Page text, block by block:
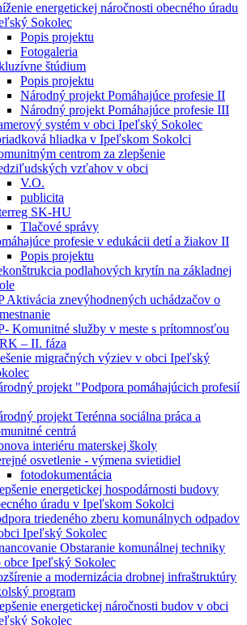
energetickej náročnosti obecného úradu
Sokolec
Popis projektu
Fotogaleria
štúdium
Popis projektu
Národný projekt Pomáhajúce profesie II
Národný projekt Pomáhajúce profesie III
systém v obci Ipeľský Sokolec
hliadka v Ipeľskom Sokolci
centrom za zlepšenie
vzťahov v obci
V.O.
publicita
SK-HU
Tlačové správy
profesie v edukácii detí a žiakov II
Popis projektu
podlahových krytín na základnej
Aktivácia znevýhodnených uchádzačov o
Komunitné služby v meste s prítomnosťou
– II. fáza
migračných výziev v obci Ipeľský
projekt "Podpora pomáhajúcich profesií
projekt Terénna sociálna práca a
centrá
interiéru materskej školy
osvetlenie - výmena svietidiel
fotodokumentácia
energetickej hospodárnosti budovy
úradu v Ipeľskom Sokolci
triedeného zberu komunálnych odpadov
Ipeľský Sokolec
Obstaranie komunálnej techniky
obce Ipeľský Sokolec
a modernizácia drobnej infraštruktúry
program
energetickej náročnosti budov v obci
Sokolec